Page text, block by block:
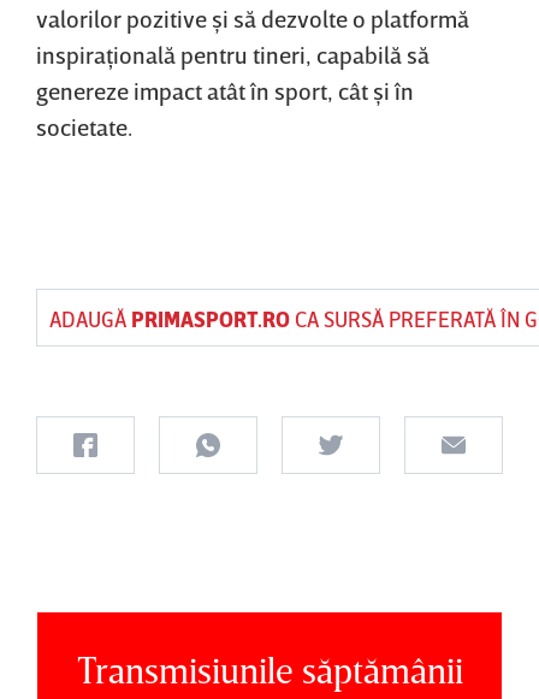
valorilor pozitive şi să dezvolte o platformă
inspiraţională pentru tineri, capabilă să
genereze impact atât în sport, cât şi în
societate.
ADAUGĂ PRIMASPORT.ROCA SURSĂ PREFERATĂ ÎN
Transmisiunile săptămânii